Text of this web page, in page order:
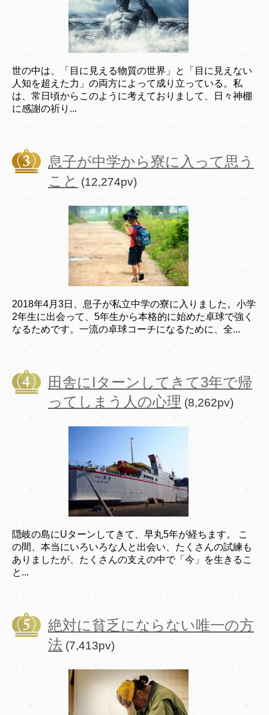
世の中は、「目に見える物質の世界」と「目に見えない
人知を超えた力」の両方によって成り立っている。私
は、常日頃からこのように考えておりまして、日々神棚
に感謝の祈り...
息子が中学から寮に入って思う
こと (12,274pv)
2018年4月3日、息子が私立中学の寮に入りました。小学
2年生に出会って、5年生から本格的に始めた卓球で強く
なるためです。一流の卓球コーチになるために、全...
田舎にIターンしてきて3年で帰
ってしまう人の心理 (8,262pv)
隠岐の島にUターンしてきて、早丸5年が経ちます。 こ
の間、本当にいろいろな人と出会い、たくさんの試練も
ありましたが、たくさんの支えの中で「今」を生きるこ
と...
絶対に貧乏にならない唯一の方
法 (7,413pv)